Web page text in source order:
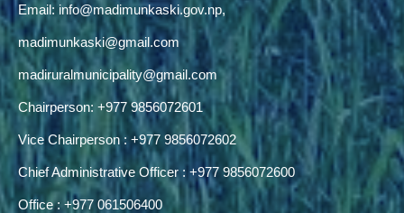
Email: info@madimunkaski.gov.np,
madimunkaski@gmail.com
madiruralmunicipality@gmail.com
Chairperson: +977 9856072601
Vice Chairperson : +977 9856072602
Chief Administrative Officer : +977 9856072600
Office : +977 061506400